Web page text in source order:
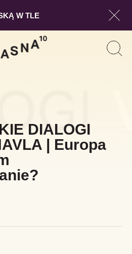
DIALOGI
| Europa
Pokaż
W TLE